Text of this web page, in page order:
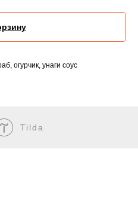
огурчик, унаги соус
Tilda